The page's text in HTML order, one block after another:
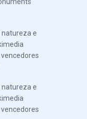
natureza e
natureza e